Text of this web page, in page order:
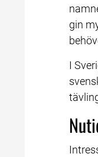
gin
I